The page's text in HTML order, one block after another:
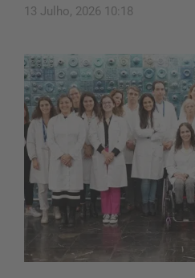
13 Julho, 2026 10:18